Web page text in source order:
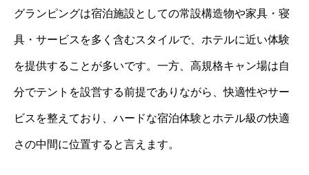
グランピングは宿泊施設としての常設構造物や家具・寝
具・サービスを多く含むスタイルで、ホテルに近い体験
を提供することが多いです。一方、高規格キャン場は自
分でテントを設営する前提でありながら、快適性やサー
ビスを整えており、ハードな宿泊体験とホテル級の快適
さの中間に位置すると言えます。